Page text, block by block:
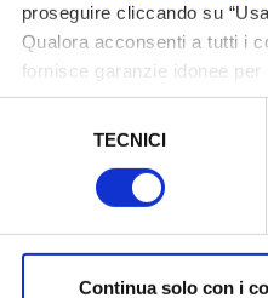
proseguire cliccando su
Qualora acconsenti a tutti i
fornisce garanzie idonee
sicurezza a Tutela dei
TECNICI
Continua solo con i
the Adriatic has other
of the kinds of wrecks
an odd history that
was sunk by the
- National Museum
guard and